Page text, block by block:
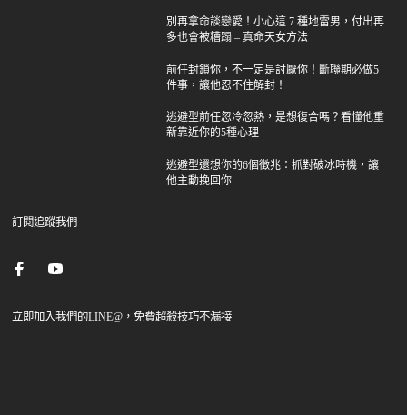
別再拿命談戀愛！小心這 7 種地雷男，付出再
多也會被糟蹋 – 真命天女方法
前任封鎖你，不一定是討厭你！斷聯期必做5
件事，讓他忍不住解封！
逃避型前任忽冷忽熱，是想復合嗎？看懂他重
新靠近你的5種心理
逃避型還想你的6個徵兆：抓對破冰時機，讓
他主動挽回你
訂閱追蹤我們
立即加入我們的LINE@，免費超殺技巧不漏接